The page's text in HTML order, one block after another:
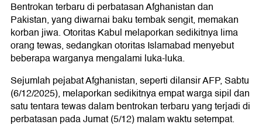
Bentrokan terbaru di perbatasan Afghanistan dan
Pakistan, yang diwarnai baku tembak sengit, memakan
korban jiwa. Otoritas Kabul melaporkan sedikitnya lima
orang tewas, sedangkan otoritas Islamabad menyebut
beberapa warganya mengalami luka-luka.
Sejumlah pejabat Afghanistan, seperti dilansir AFP, Sabtu
(6/12/2025), melaporkan sedikitnya empat warga sipil dan
satu tentara tewas dalam bentrokan terbaru yang terjadi di
perbatasan pada Jumat (5/12) malam waktu setempat.